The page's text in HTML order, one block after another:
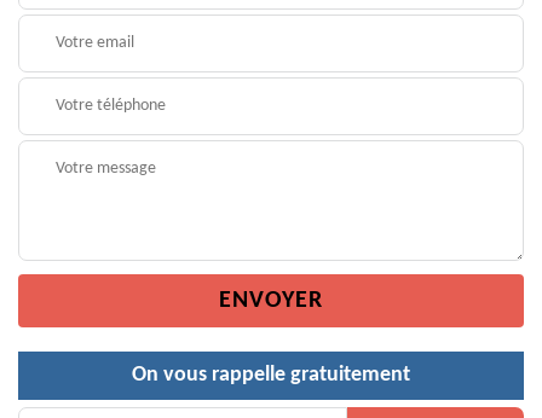
On vous rappelle gratuitement